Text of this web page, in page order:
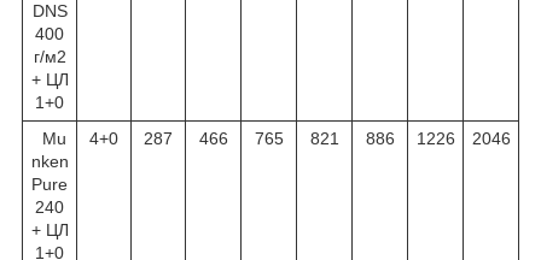
DNS
400
г/м2
+ ЦЛ
1+0
Mu
nken
Pure
240
+ ЦЛ
1+0
4+0 287 466 765 821 886 1226 2046